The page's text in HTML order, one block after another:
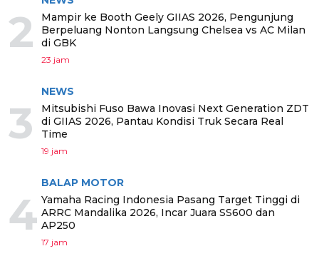
2
Mampir ke Booth Geely GIIAS 2026, Pengunjung
Berpeluang Nonton Langsung Chelsea vs AC Milan
di GBK
23 jam
3
NEWS
Mitsubishi Fuso Bawa Inovasi Next Generation ZDT
di GIIAS 2026, Pantau Kondisi Truk Secara Real
Time
19 jam
4
BALAP MOTOR
Yamaha Racing Indonesia Pasang Target Tinggi di
ARRC Mandalika 2026, Incar Juara SS600 dan
AP250
17 jam